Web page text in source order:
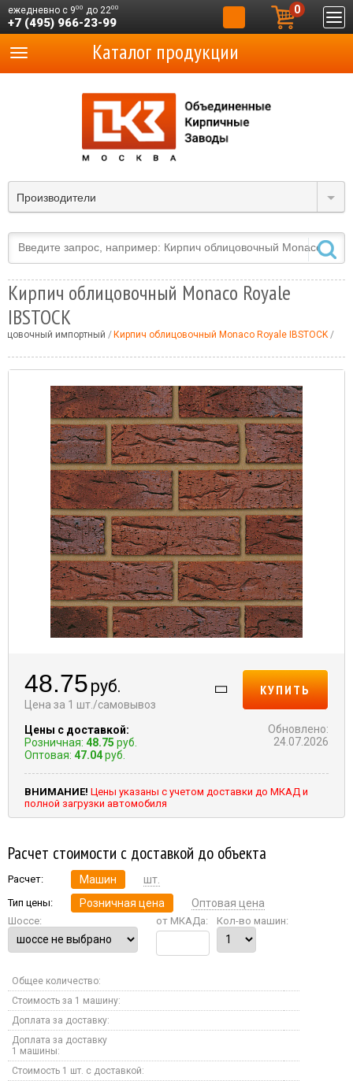
ежедневно с 900 до 2200
+7 (495) 966-23-99
0
Производители
Каталог продукции
Кирпич облицовочный Monaco Royale
IBSTOCK
импортный Кирпич облицовочный Monaco Royale IBSTOCK
48.75 руб.
Цена за 1 шт./самовывоз
Цены с доставкой:
Розничная: 48.75 руб.
Оптовая: 47.04руб.
КУПИТЬ
Обновлено:
24.07.2026
ВНИМАНИЕ! Цены указаны с учетом доставки до МКАД и
полной загрузки автомобиля
Расчет стоимости с доставкой до объекта
Расчет: Машин шт.
Тип цены: Розничная цена Оптовая цена
Шоссе: от МКАДа: Кол-во машин:
Общее количество:
Стоимость за 1 машину:
Доплата за доставку:
Доплата за доставку
1 машины:
Стоимость 1 шт. с доставкой: